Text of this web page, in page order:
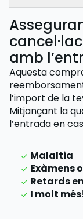
amb
Aquesta
l’import de la
Mitjançant la
l’entradaen
Malaltia
Exàmens
Retards
I molt